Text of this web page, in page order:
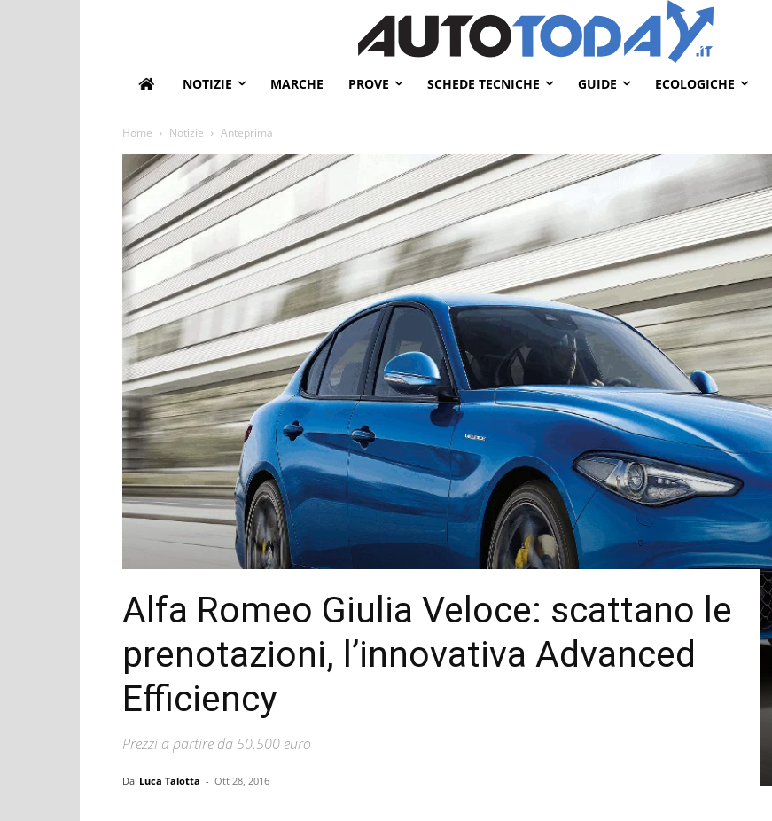
NOTIZIE MARCHE PROVE SCHEDE TECNICHE GUIDE ECOLOGICHE
Home Notizie Anteprima
Alfa Romeo Giulia Veloce: scattano le
prenotazioni, l’innovativa Advanced
Efficiency
Prezzi a partire da 50.500 euro
Da Luca Talotta - Ott 28, 2016